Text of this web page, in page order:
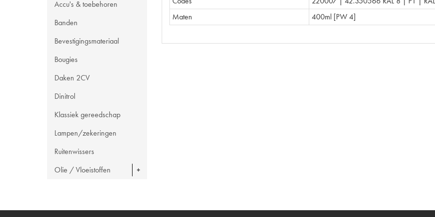
Accu's & toebehoren
Banden
Bevestigingsmateriaal
Bougies
Daken 2CV
Dinitrol
Klassiek gereedschap
Lampen/zekeringen
Ruitenwissers
Olie / Vloeistoffen
Maten
400ml [PW 4]